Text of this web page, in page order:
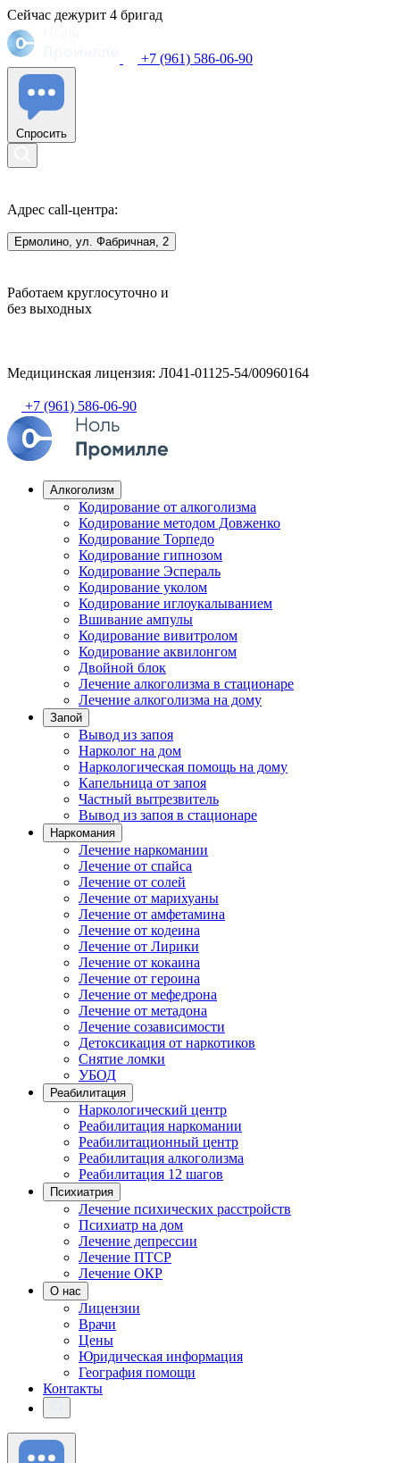
Сейчас дежурит 4 бригад
+7 (961) 586-06-90
Спросить
Адрес call-центра:
Ермолино, ул. Фабричная, 2
Работаем круглосуточно и
без выходных
Медицинская лицензия: Л041-01125-54/00960164
+7 (961) 586-06-90
Алкоголизм
Кодирование от алкоголизма
Кодирование методом Довженко
Кодирование Торпедо
Кодирование гипнозом
Кодирование Эспераль
Кодирование уколом
Кодирование иглоукалыванием
Вшивание ампулы
Кодирование вивитролом
Кодирование аквилонгом
Двойной блок
Лечение алкоголизма в стационаре
Лечение алкоголизма на дому
Запой
Вывод из запоя
Нарколог на дом
Наркологическая помощь на дому
Капельница от запоя
Частный вытрезвитель
Вывод из запоя в стационаре
Наркомания
Лечение наркомании
Лечение от спайса
Лечение от солей
Лечение от марихуаны
Лечение от амфетамина
Лечение от кодеина
Лечение от Лирики
Лечение от кокаина
Лечение от героина
Лечение от мефедрона
Лечение от метадона
Лечение созависимости
Детоксикация от наркотиков
Снятие ломки
УБОД
Реабилитация
Наркологический центр
Реабилитация наркомании
Реабилитационный центр
Реабилитация алкоголизма
Реабилитация 12 шагов
Психиатрия
Лечение психических расстройств
Психиатр на дом
Лечение депрессии
Лечение ПТСР
Лечение ОКР
О нас
Лицензии
Врачи
Цены
Юридическая информация
География помощи
Контакты